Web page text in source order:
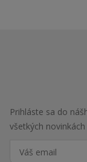
Prihláste sa do
všetkých